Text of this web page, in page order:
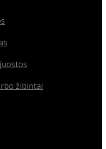
žibintai